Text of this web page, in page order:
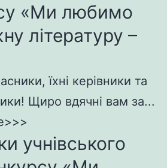
«Ми любимо
літературу –
їхні керівники та
Щиро вдячні вам за...
учнівського